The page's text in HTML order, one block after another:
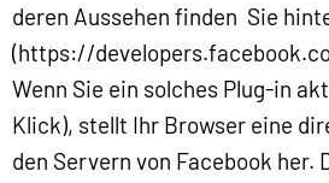
deren Aussehen finden Sie
(https://
Wenn Sie ein solches Plug-in
Klick), stellt Ihr Browser eine
den Servern von Facebook her.